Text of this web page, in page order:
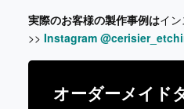
実際のお客様の製作事例はイ
>> Instagram
オーダーメイド